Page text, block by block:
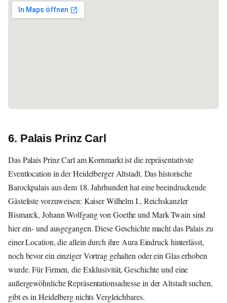
6. Palais Prinz Carl
Das Palais Prinz Carl am Kornmarkt ist die repräsentativste
Eventlocation in der Heidelberger Altstadt. Das historische
Barockpalais aus dem 18. Jahrhundert hat eine beeindruckende
Gästeliste vorzuweisen: Kaiser Wilhelm I., Reichskanzler
Bismarck, Johann Wolfgang von Goethe und Mark Twain sind
hier ein- und ausgegangen. Diese Geschichte macht das Palais zu
einer Location, die allein durch ihre Aura Eindruck hinterlässt,
noch bevor ein einziger Vortrag gehalten oder ein Glas erhoben
wurde. Für Firmen, die Exklusivität, Geschichte und eine
außergewöhnliche Repräsentationsadresse in der Altstadt suchen,
gibt es in Heidelberg nichts Vergleichbares.